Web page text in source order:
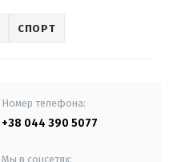
СПОРТ
Номер телефона:
+38 044 390 5077
Мы в соцсетях: